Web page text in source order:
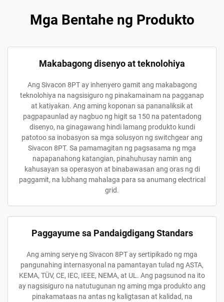
Mga Bentahe ng Produkto
Makabagong disenyo at teknolohiya
Ang Sivacon 8PT ay inhenyero gamit ang makabagong
teknolohiya na nagsisiguro ng pinakamainam na pagganap
at katiyakan. Ang aming koponan sa pananaliksik at
pagpapaunlad ay nagbuo ng higit sa 150 na patentadong
disenyo, na ginagawang hindi lamang produkto kundi
patotoo sa inobasyon sa mga solusyon ng switchgear ang
Sivacon 8PT. Sa pamamagitan ng pagsasama ng mga
napapanahong katangian, pinahuhusay namin ang
kahusayan sa operasyon at binabawasan ang oras ng di
paggamit, na lubhang mahalaga para sa anumang electrical
grid.
Paggayume sa Pandaigdigang Standars
Ang aming serye ng Sivacon 8PT ay sertipikado ng mga
pangunahing internasyonal na pamantayan tulad ng ASTA,
KEMA, TÜV, CE, IEC, IEEE, NEMA, at UL. Ang pagsunod na ito
ay nagsisiguro na natutugunan ng aming mga produkto ang
pinakamataas na antas ng kaligtasan at kalidad, na